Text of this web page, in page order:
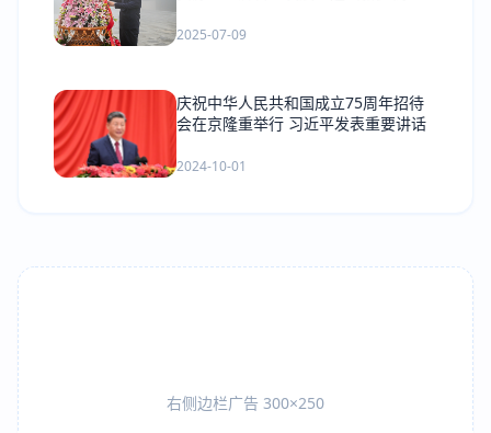
章
2025-07-09
庆祝中华人民共和国成立75周年招待
会在京隆重举行 习近平发表重要讲话
2024-10-01
右侧边栏广告 300×250